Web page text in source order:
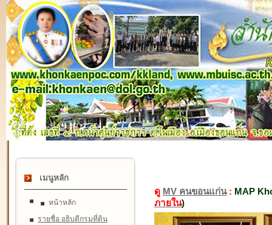
เมนูหลัก
หน้าหลัก
รายชื่อ อธิบดีกรมที่ดิน
ดู MV คนขอนแก่น: MAP
ภายใน)